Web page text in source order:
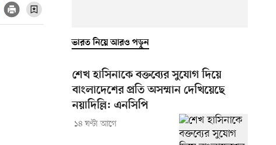
ভারত নিয়ে আরও পড়ুন
শেখ হাসিনাকে বক্তব্যের সুযোগ দিয়ে
বাংলাদেশের প্রতি অসম্মান দেখিয়েছে
নয়াদিল্লি: এনসিপি
১৪ ঘণ্টা আগে